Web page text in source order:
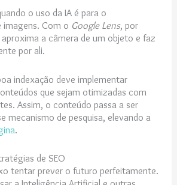
o uso da IA é para o
Com o Google Lens, por
a câmera de um objeto e faz
por ali.
indexação deve implementar
que sejam otimizadas com
Assim, o conteúdo passa a ser
mecanismo de pesquisa, elevando a
.
de SEO
tentar prever o futuro perfeitamente.